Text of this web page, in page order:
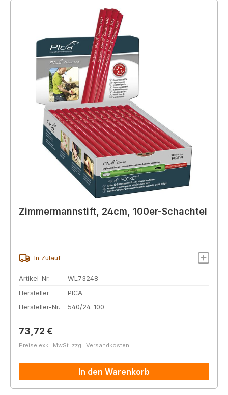
Zimmermannstift, 24cm, 100er-Schachtel
In Zulauf
Artikel-Nr.
WL73248
Hersteller
PICA
Hersteller-Nr.
540/24-100
Regulärer Preis:
73,72 €
Preise exkl. MwSt. zzgl. Versandkosten
In den Warenkorb